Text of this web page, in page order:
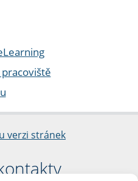
verzi stránek